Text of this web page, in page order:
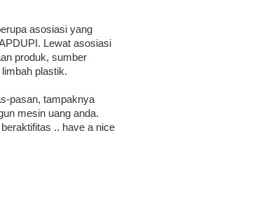
asosiasi yang
Lewat asosiasi
produk, sumber
plastik.
pasan, tampaknya
mesin uang anda.
.. have a nice